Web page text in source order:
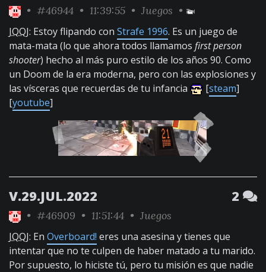
• #46944 • 11:39:55 • Juegos •
JQQJ: Estoy flipando con Strafe 1996. Es un juego de
mata-mata (lo que ahora todos llamamos first person
shooter) hecho al más puro estilo de los años 90. Como
un Doom de la era moderna, pero con las explosiones y
las vísceras que recuerdas de tu infancia
[steam]
[youtube]
V.29.JUL.2022 2
• #46909 • 11:51:44 • Juegos
JQQJ: En Overboard! eres una asesina y tienes que
intentar que no te culpen de haber matado a tu marido.
Por supuesto, lo hiciste tú, pero tu misión es que nadie